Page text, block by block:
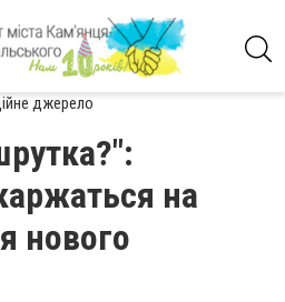
джерело
на
нового